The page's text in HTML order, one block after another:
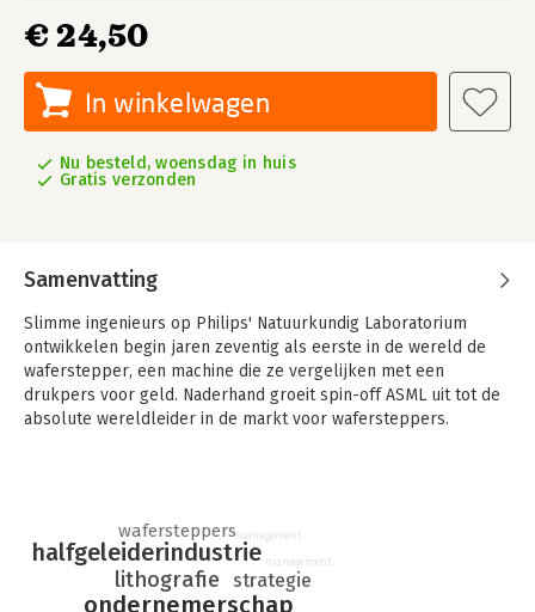
€ 24,50
In winkelwagen
Nu besteld, woensdag in huis
Gratis verzonden
Samenvatting
Slimme ingenieurs op Philips' Natuurkundig Laboratorium
ontwikkelen begin jaren zeventig als eerste in de wereld de
waferstepper, een machine die ze vergelijken met een
drukpers voor geld. Naderhand groeit spin-off ASML uit tot de
absolute wereldleider in de markt voor wafersteppers.
'De geldmachine - De turbulente jeugd van ASML' is de
managementeditie van het verhaal over het ontstaan en de
turbulente jeugd van ASML. Deze geschiedenis beslaat de
pioniersjaren 1970 (waarin de waferstepper wordt ontwikkeld)
ondernemerschap
lithografie
halfgeleiderindustrie
strategie
wafersteppersmanagement
management